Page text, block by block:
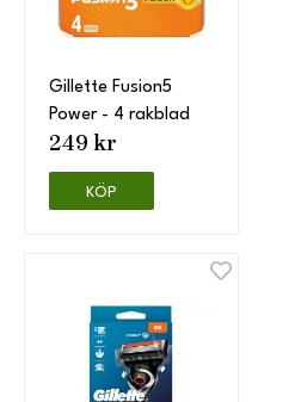
Gillette Fusion5
Power - 4 rakblad
249 kr
KÖP